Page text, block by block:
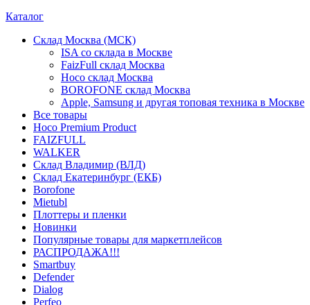
Каталог
Склад Москва (МСК)
ISA со склада в Москве
FaizFull склад Москва
Hoco склад Москва
BOROFONE склад Москва
Apple, Samsung и другая топовая техника в Москве
Все товары
Hoco Premium Product
FAIZFULL
WALKER
Склад Владимир (ВЛД)
Склад Екатеринбург (ЕКБ)
Borofone
Mietubl
Плоттеры и пленки
Новинки
Популярные товары для маркетплейсов
РАСПРОДАЖА!!!
Smartbuy
Defender
Dialog
Perfeo